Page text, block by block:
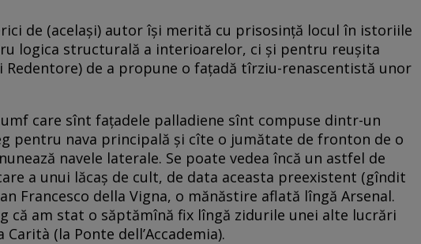
de (acelaşi) autor îşi merită cu prisosinţă locul în istoriile
logica structurală a interioarelor, ci şi pentru reuşita
Redentore) de a propune o faţadă tîrziu-renascentistă unor
care sînt faţadele palladiene sînt compuse dintr-un
pentru nava principală şi cîte o jumătate de fronton de o
navele laterale. Se poate vedea încă un astfel de
a unui lăcaş de cult, de data aceasta preexistent (gîndit
Francesco della Vigna, o mănăstire aflată lîngă Arsenal.
că am stat o săptămînă fix lîngă zidurile unei alte lucrări
(la Ponte dell’Accademia).